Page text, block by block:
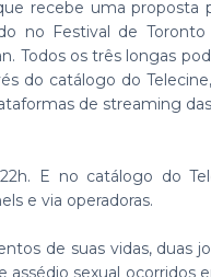
recebe uma proposta
no Festival de
Todos os três longas
do catálogo do
de streaming
E no catálogo do
e via operadoras.
de suas vidas, duas
assédio sexual ocorridos